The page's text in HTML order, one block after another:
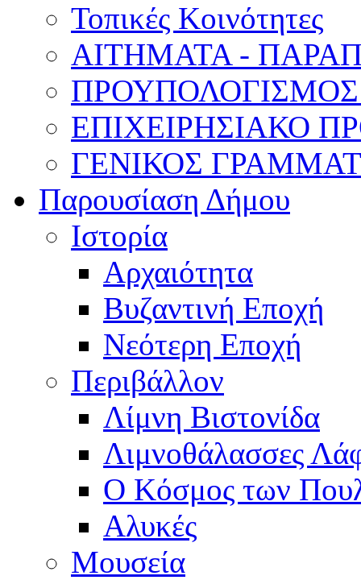
Τοπικές Κοινότητες
ΑΙΤΗΜΑΤΑ -
ΕΠΙΧΕΙΡΗΣΙΑΚΟ
ΓΕΝΙΚΟΣ
Παρουσίαση Δήμου
Ιστορία
Αρχαιότητα
Βυζαντινή Εποχή
Νεότερη Εποχή
Περιβάλλον
Λίμνη Βιστονίδα
Λιμνοθάλασσες
Ο Κόσμος των
Αλυκές
Μουσεία